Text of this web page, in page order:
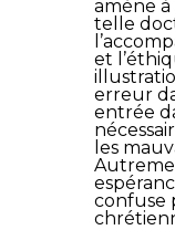
amène à
telle
et
erreur
entrée
les
confuse